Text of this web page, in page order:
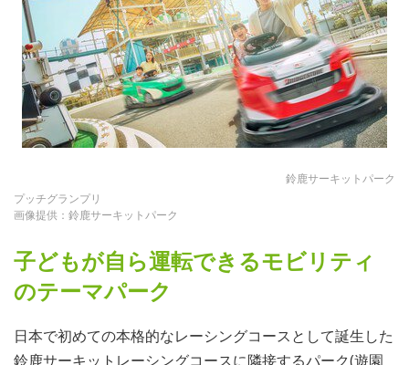
鈴鹿サーキットパーク
プッチグランプリ
画像提供：鈴鹿サーキットパーク
子どもが自ら運転できるモビリティ
のテーマパーク
日本で初めての本格的なレーシングコースとして誕生した
鈴鹿サーキットレーシングコースに隣接するパーク(遊園